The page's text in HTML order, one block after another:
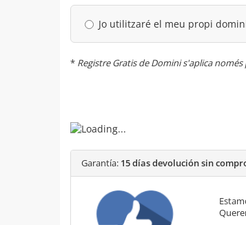
Jo utilitzaré el meu propi
* Registre Gratis de Domini s'aplica
Garantía: 15 días devolución sin